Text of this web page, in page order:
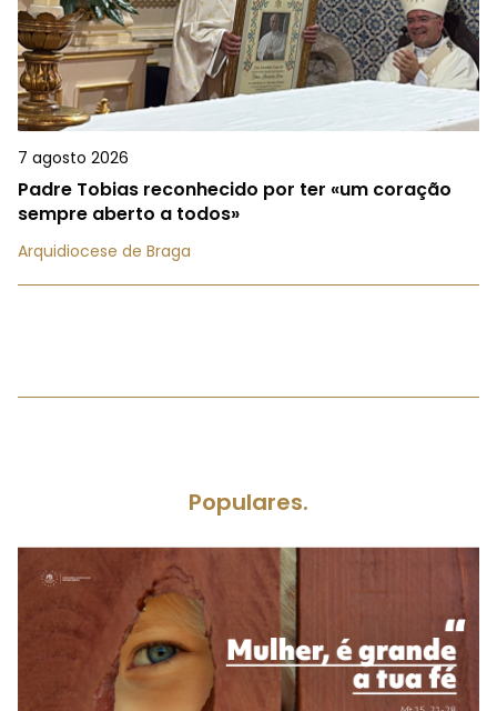
7 agosto 2026
Padre Tobias reconhecido por ter «um coração
sempre aberto a todos»
Arquidiocese de Braga
Populares.